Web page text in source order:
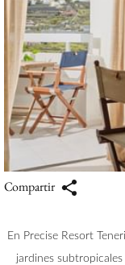
Compartir
En Precise Resort
jardines